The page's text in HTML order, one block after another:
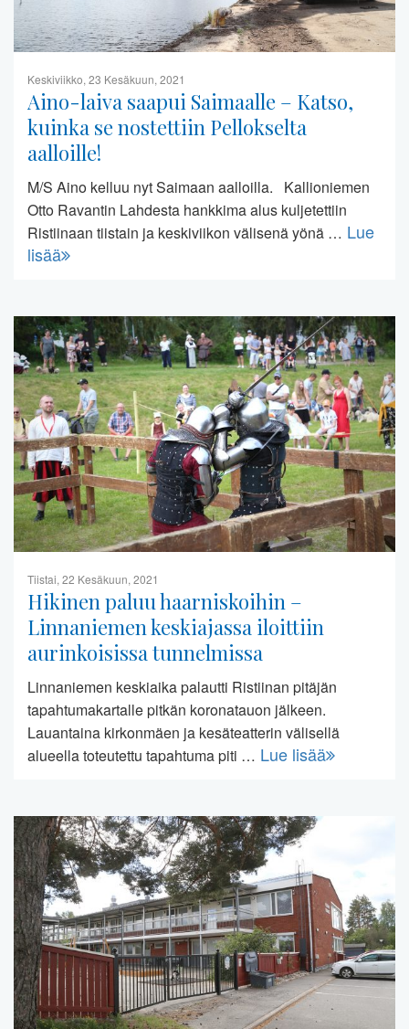
Keskiviikko, 23 Kesäkuun, 2021
Aino-laiva saapui Saimaalle – Katso,
kuinka se nostettiin Pellokselta
aalloille!
M/S Aino kelluu nyt Saimaan aalloilla. Kallioniemen
Otto Ravantin Lahdesta hankkima alus kuljetettiin
Ristiinaan tiistain ja keskiviikon välisenä yönä … Lue
lisää
Tiistai, 22 Kesäkuun, 2021
Hikinen paluu haarniskoihin –
Linnaniemen keskiajassa iloittiin
aurinkoisissa tunnelmissa
Linnaniemen keskiaika palautti Ristiinan pitäjän
tapahtumakartalle pitkän koronatauon jälkeen.
Lauantaina kirkonmäen ja kesäteatterin välisellä
alueella toteutettu tapahtuma piti … Lue lisää